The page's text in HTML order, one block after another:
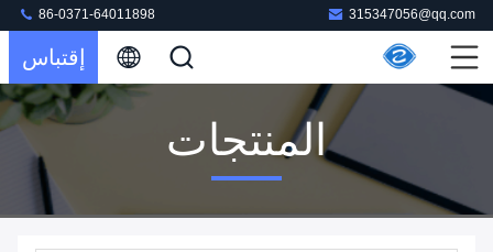
315347056@qq.com
86-0371-64011898
إقتباس
المنتجات